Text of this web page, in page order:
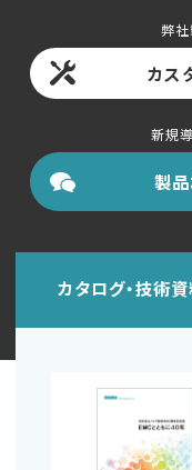
弊社
カス
新規
製
カタログ・技術